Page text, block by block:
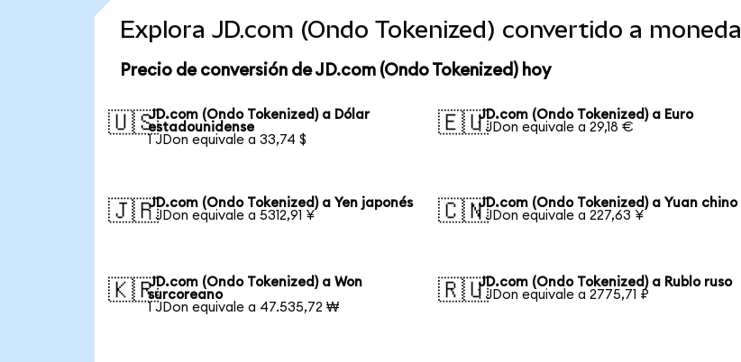
Explora JD.com (Ondo Tokenized) convertido a
Precio de conversión de JD.com (Ondo Tokenized) hoy
🇺🇸JD.com (Ondo Tokenized) a Dólar
estadounidense
1 JDon equivale a 33,74 $
🇪🇺JD.com (Ondo Tokenized) a Euro
1 JDon equivale a 29,18 €
🇯🇵JD.com (Ondo Tokenized) a Yen japonés
1 JDon equivale a 5312,91 ¥
🇨🇳JD.com (Ondo Tokenized) a Yuan chino
1 JDon equivale a 227,63 ¥
🇰🇷JD.com (Ondo Tokenized) a Won
surcoreano
1 JDon equivale a 47.535,72 ₩
🇷🇺JD.com (Ondo Tokenized) a Rublo ruso
1 JDon equivale a 2775,71 ₽